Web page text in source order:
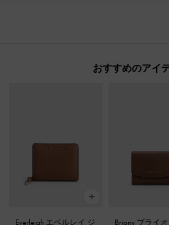
おすすめのアイ
Everleigh エベルレイ ジ
Briony ブライ